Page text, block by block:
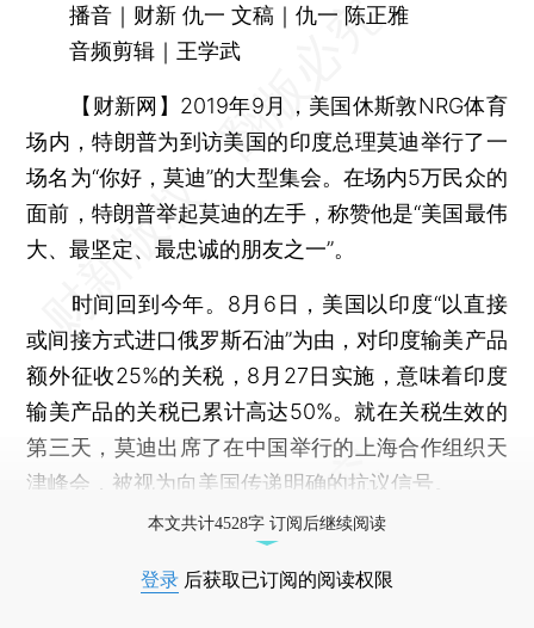
播音｜财新 仇一 文稿｜仇一 陈正雅
音频剪辑｜王学武
【财新网】 2019年9月，美国休斯敦NRG体育
场内，特朗普为到访美国的印度总理莫迪举行了一
场名为“你好，莫迪”的大型集会。在场内5万民众的
面前，特朗普举起莫迪的左手，称赞他是“美国最伟
大、最坚定、最忠诚的朋友之一”。
时间回到今年。8月6日，美国以印度“以直接
或间接方式进口俄罗斯石油”为由，对印度输美产品
额外征收25%的关税，8月27日实施，意味着印度
输美产品的关税已累计高达50%。就在关税生效的
第三天，莫迪出席了在中国举行的上海合作组织天
津峰会，被视为向美国传递明确的抗议信号。
本文共计4528字 订阅后继续阅读
登录 后获取已订阅的阅读权限